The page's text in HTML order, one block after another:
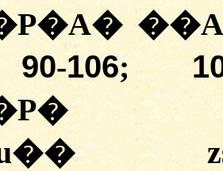
90-106;